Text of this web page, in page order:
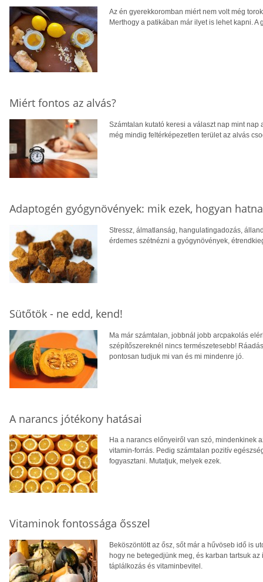
Az én gyerekkoromban miért nem volt még
Merthogy a patikában már ilyet is lehet kapni. A
Miért fontos az alvás?
Számtalan kutató keresi a választ nap mint
még mindig feltérképezetlen terület az alvás
Adaptogén gyógynövények: mik ezek, hogyan
Stressz, álmatlanság, hangulatingadozás,
érdemes szétnézni a gyógynövények,
Sütőtök - ne edd, kend!
Ma már számtalan, jobbnál jobb arcpakolás
szépítőszereknél nincs természetesebb!
pontosan tudjuk mi van és mi mindenre jó.
A narancs jótékony hatásai
Ha a narancs előnyeiről van szó, mindenkinek
vitamin-forrás. Pedig számtalan pozitív
fogyasztani. Mutatjuk, melyek ezek.
Vitaminok fontossága ősszel
Beköszöntött az ősz, sőt már a hűvöseb idő is
hogy ne betegedjünk meg, és karban tartsuk
táplálkozás és vitaminbevitel.